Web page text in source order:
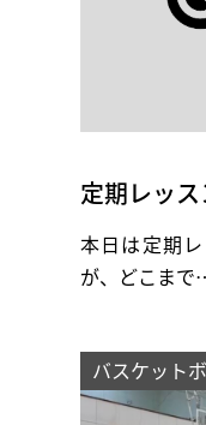
定期レッ
本日は定期
が、どこま
バスケット